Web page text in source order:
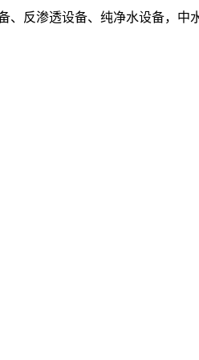
反渗透设备、纯净水设备，中